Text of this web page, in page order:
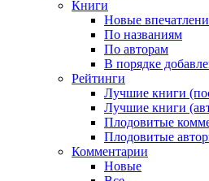
Книги
Новые
По названиям
По авторам
В порядке
Рейтинги
Лучшие книги
Лучшие книги
Плодовитые
Плодовитые
Комментарии
Новые